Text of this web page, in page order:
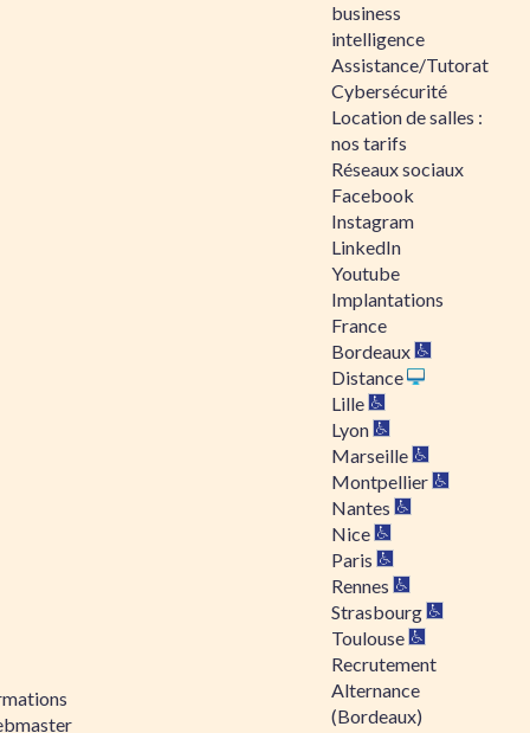
business
intelligence
Assistance/Tutorat
Cybersécurité
Location de salles :
nos tarifs
Réseaux sociaux
Facebook
Instagram
LinkedIn
Youtube
Implantations
France
Bordeaux
Distance
Lille
Lyon
Marseille
Montpellier
Nantes
Nice
Paris
Rennes
Strasbourg
Toulouse
Recrutement
Alternance
(Bordeaux)